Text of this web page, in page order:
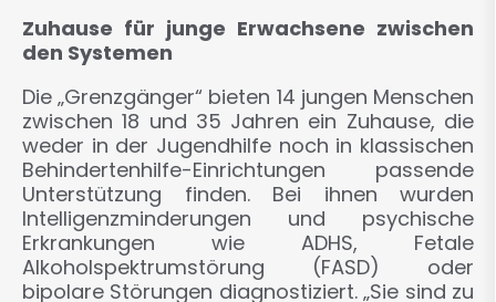
Zuhause für junge Erwachsene zwischen
den Systemen
Die „Grenzgänger“ bieten 14 jungen Menschen
zwischen 18 und 35 Jahren ein Zuhause, die
weder in der Jugendhilfe noch in klassischen
Behindertenhilfe-Einrichtungen passende
Unterstützung finden. Bei ihnen wurden
Intelligenzminderungen und psychische
Erkrankungen wie ADHS, Fetale
Alkoholspektrumstörung (FASD) oder
bipolare Störungen diagnostiziert. „Sie sind zu